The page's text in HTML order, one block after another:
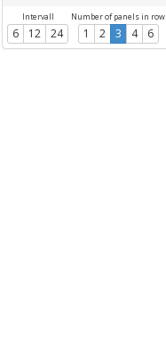
Intervall
6 12 24
Number of panels in row
1 2 3 4 6